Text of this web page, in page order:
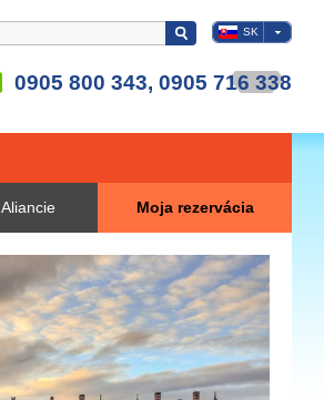
SK
0905 800 343, 0905 716 338
Aliancie Moja rezervácia